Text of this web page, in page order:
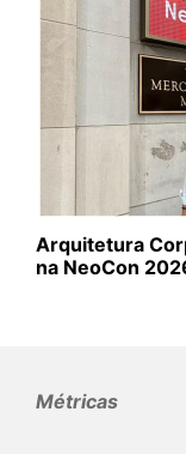
Arquitetura
na NeoCon
Métricas